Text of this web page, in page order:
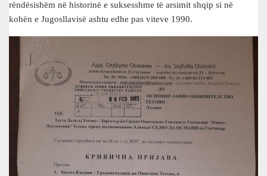
rëndësishëm në historinë e suksesshme të arsimit shqip si në
kohën e Jugosllavisë ashtu edhe pas viteve 1990.